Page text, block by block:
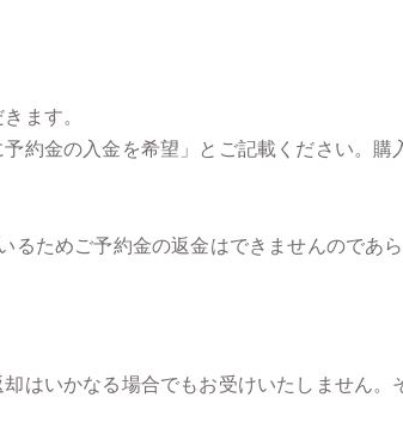
ます。
約金の入金を希望」とご記載ください。購
ためご予約金の返金はできませんのであら
はいかなる場合でもお受けいたしません。